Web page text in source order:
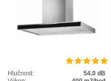
Hlučnost:
54.0 dB